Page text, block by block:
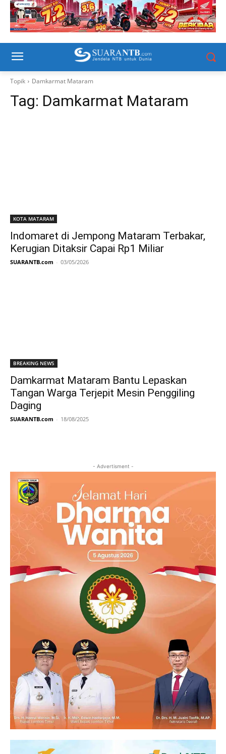
Topik Damkarmat Mataram
Tag: Damkarmat Mataram
KOTA MATARAM
Indomaret di Jempong Mataram Terbakar,
Kerugian Ditaksir Capai Rp1 Miliar
SUARANTB.com - 03/05/2026
BREAKING NEWS
Damkarmat Mataram Bantu Lepaskan
Tangan Warga Terjepit Mesin Penggiling
Daging
SUARANTB.com - 18/08/2025
- Advertisment -